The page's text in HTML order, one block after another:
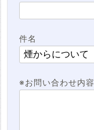
件名
※お問い合わせ内容